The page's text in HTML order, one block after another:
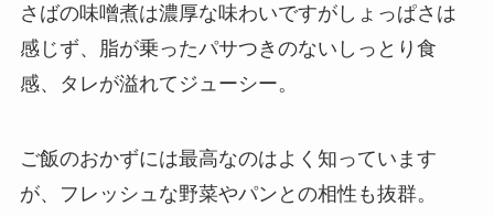
さばの味噌煮は濃厚な味わいですがしょっぱさは
感じず、脂が乗ったパサつきのないしっとり食
感、タレが溢れてジューシー。
ご飯のおかずには最高なのはよく知っています
が、フレッシュな野菜やパンとの相性も抜群。